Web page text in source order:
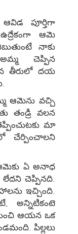
ఆవిడ పూర్తిగా
ఆమె
నాకు
చెప్పిన
తీరులో దయ
ఆమెను వచ్చి
తండ్రి వలన
మా
చేర్పించాలని
ఏ అనాధ
చెప్పినది.
ఇచ్చింది.
అన్నిటికంటె
ఆయన ఒక
పిల్లలు